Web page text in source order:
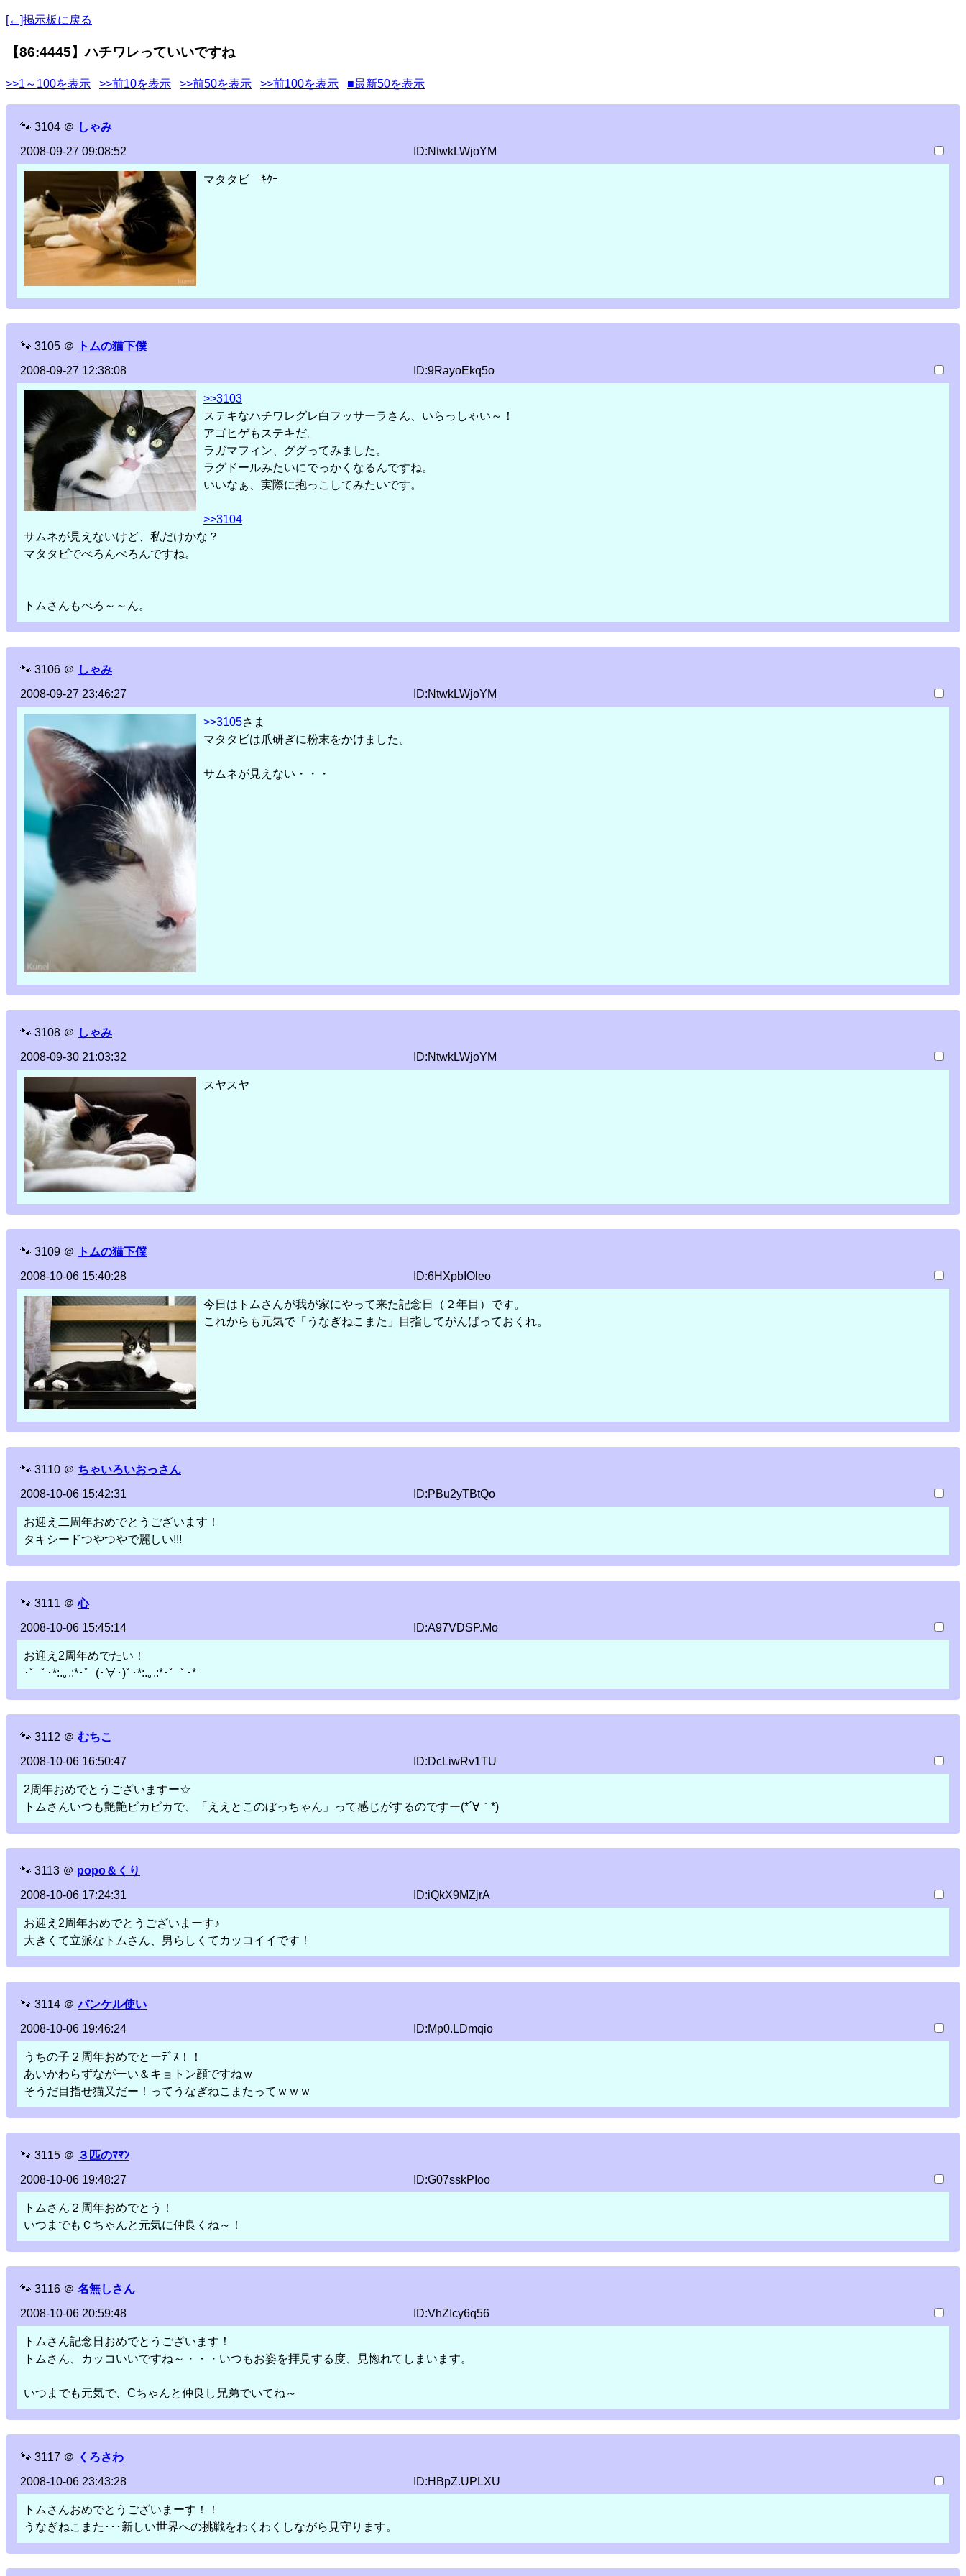
[←]掲示板に戻る
【86:4445】ハチワレっていいですね
>>1～100を表示 >>前10を表示 >>前50を表示 >>前100を表示 ■最新50を表示
🐾 3104 ＠ しゃみ
2008-09-27 09:08:52
ID:NtwkLWjoYM
マタタビ ｷｸｰ
🐾 3105 ＠
トムの猫下僕
2008-09-27 12:38:08
ID:9RayoEkq5o
>>3103
ステキなハチワレグレ白フッサーラさん、いらっしゃい～！
アゴヒゲもステキだ。
ラガマフィン、ググってみました。
ラグドールみたいにでっかくなるんですね。
いいなぁ、実際に抱っこしてみたいです。
>>3104
サムネが見えないけど、私だけかな？
マタタビでべろんべろんですね。
トムさんもべろ～～ん。
🐾 3106 ＠ しゃみ
2008-09-27 23:46:27
ID:NtwkLWjoYM
>>3105さま
マタタビは爪研ぎに粉末をかけました。
サムネが見えない・・・
🐾 3108 ＠ しゃみ
2008-09-30 21:03:32
ID:NtwkLWjoYM
スヤスヤ
🐾 3109 ＠
トムの猫下僕
2008-10-06 15:40:28
ID:6HXpbIOleo
今日はトムさんが我が家にやって来た記念日（２年目）です。
これからも元気で「うなぎねこまた」目指してがんばっておくれ。
🐾 3110 ＠ ちゃいろいおっさん
2008-10-06 15:42:31
ID:PBu2yTBtQo
お迎え二周年おめでとうございます！
タキシードつやつやで麗しい!!!
🐾 3111 ＠ 心
2008-10-06 15:45:14
ID:A97VDSP.Mo
お迎え2周年めでたい！
･゜ﾟ･*:.｡.:*･゜(･∀･)ﾟ･*:.｡.:*･゜ﾟ･*
🐾 3112 ＠ むちこ
2008-10-06 16:50:47
ID:DcLiwRv1TU
2周年おめでとうございますー☆
トムさんいつも艶艶ピカピカで、「ええとこのぼっちゃん」って感じがするのですー(*´∀｀*)
🐾 3113 ＠ popo＆くり
2008-10-06 17:24:31
ID:iQkX9MZjrA
お迎え2周年おめでとうございまーす♪
大きくて立派なトムさん、男らしくてカッコイイです！
🐾 3114 ＠ バンケル使い
2008-10-06 19:46:24
ID:Mp0.LDmqio
うちの子２周年おめでとーﾃﾞｽ！！
あいかわらずながーい＆キョトン顔ですねｗ
そうだ目指せ猫又だー！ってうなぎねこまたってｗｗｗ
🐾 3115 ＠ ３匹のﾏﾏﾝ
2008-10-06 19:48:27
ID:G07sskPIoo
トムさん２周年おめでとう！
いつまでもＣちゃんと元気に仲良くね～！
🐾 3116 ＠ 名無しさん
2008-10-06 20:59:48
ID:VhZIcy6q56
トムさん記念日おめでとうございます！
トムさん、カッコいいですね～・・・いつもお姿を拝見する度、見惚れてしまいます。
いつまでも元気で、Cちゃんと仲良し兄弟でいてね～
🐾 3117 ＠ くろさわ
2008-10-06 23:43:28
ID:HBpZ.UPLXU
トムさんおめでとうございまーす！！
うなぎねこまた･･･新しい世界への挑戦をわくわくしながら見守ります。